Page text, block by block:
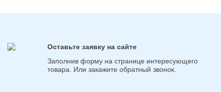
Оставьте заявку на сайте
Заполнив форму на странице интересующего
товара. Или закажите обратный звонок.